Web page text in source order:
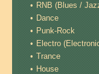
RNB (Blues /
Dance
Punk-Rock
Electro
Trance
House